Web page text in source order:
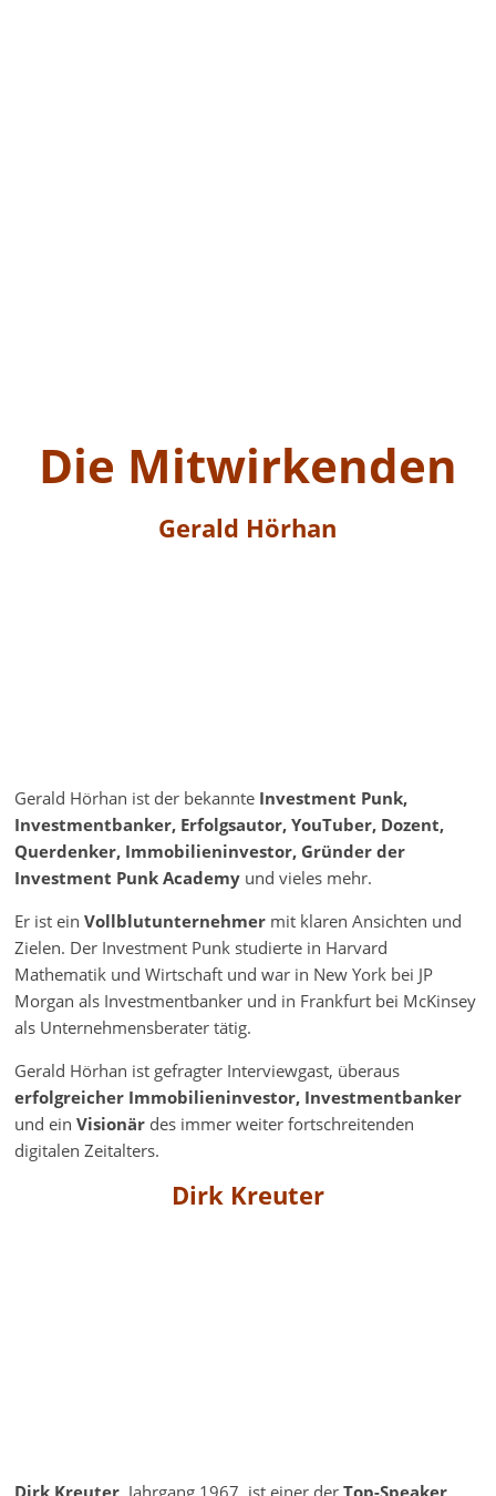
Die Mitwirkenden
Gerald Hörhan
Gerald Hörhan ist der bekannte Investment Punk,
Investmentbanker, Erfolgsautor, YouTuber, Dozent,
Querdenker, Immobilieninvestor, Gründer der
Investment Punk Academy und vieles mehr.
Er ist einVollblutunternehmer mit klaren Ansichten und
Zielen. Der Investment Punk studierte in Harvard
Mathematik und Wirtschaft und war in New York bei JP
Morgan als Investmentbanker und in Frankfurt bei McKinsey
als Unternehmensberater tätig.
Gerald Hörhan ist gefragter Interviewgast, überaus
erfolgreicher Immobilieninvestor, Investmentbanker
und einVisionär des immer weiter fortschreitenden
digitalen Zeitalters.
Dirk Kreuter